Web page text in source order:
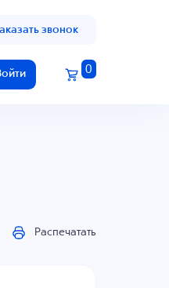
звонок
0
Распечатать